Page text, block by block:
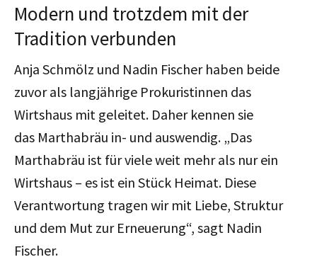
Modern und trotzdem mit der
Tradition verbunden
Anja Schmölz und Nadin Fischer haben beide
zuvor als langjährige Prokuristinnen das
Wirtshaus mit geleitet. Daher kennen sie
das Marthabräu in- und auswendig. „Das
Marthabräu ist für viele weit mehr als nur ein
Wirtshaus – es ist ein Stück Heimat. Diese
Verantwortung tragen wir mit Liebe, Struktur
und dem Mut zur Erneuerung“, sagt Nadin
Fischer.